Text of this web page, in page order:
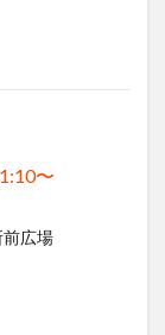
〜
広場